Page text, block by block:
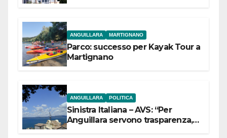
ANGUILLARA MARTIGNANO
Parco: successo per Kayak Tour a
Martignano
ANGUILLARA POLITICA
Sinistra Italiana – AVS: “Per
Anguillara servono trasparenza,